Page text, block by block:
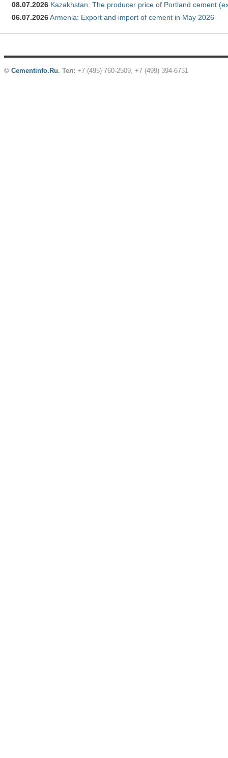
08.07.2026 Kazakhstan: The producer price of Portland cement
06.07.2026Armenia: Export and import of cement in May 2026
© Cementinfo.Ru. Тел: +7 (495) 760-2509, +7 (499) 394-6731